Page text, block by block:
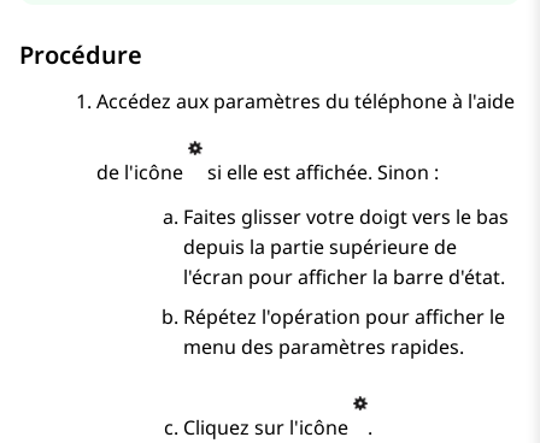
Procédure
Accédez aux paramètres du téléphone à l'aide
de l'icône
si elle est affichée. Sinon :
Faites glisser votre doigt vers le bas
depuis la partie supérieure de
l'écran pour afficher la barre d'état.
Répétez l'opération pour afficher le
menu des paramètres rapides.
Cliquez sur l'icône
.